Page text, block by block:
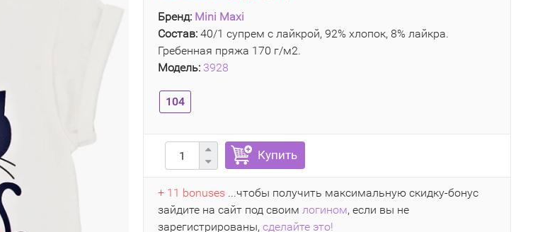
Бренд: Mini Maxi
Состав: 40/1 супрем с лайкрой, 92% хлопок, 8% лайкра.
Гребенная пряжа 170 г/м2.
Модель: 3928
104
Купить
+ 11 bonuses ...чтобы получить максимальную скидку-бонус
зайдите на сайт под своим логином, если вы не
зарегистрированы, сделайте это!